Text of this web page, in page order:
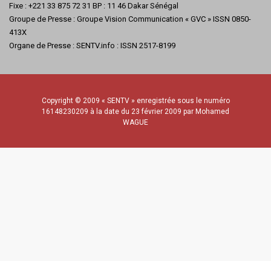
Fixe : +221 33 875 72 31 BP : 11 46 Dakar Sénégal
Groupe de Presse : Groupe Vision Communication « GVC » ISSN 0850-
413X
Organe de Presse : SENTV.info : ISSN 2517-8199
Copyright © 2009 « SENTV » enregistrée sous le numéro
16148230209 à la date du 23 février 2009 par Mohamed
WAGUE